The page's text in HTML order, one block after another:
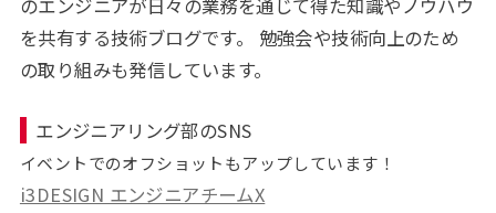
のエンジニアが日々の業務を通じて得た知識やノウハウ
を共有する技術ブログです。 勉強会や技術向上のため
の取り組みも発信しています。
エンジニアリング部のSNS
イベントでのオフショットもアップしています！
i3DESIGN エンジニアチームX